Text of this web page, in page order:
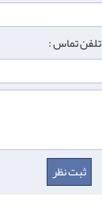
تلفن تماس :